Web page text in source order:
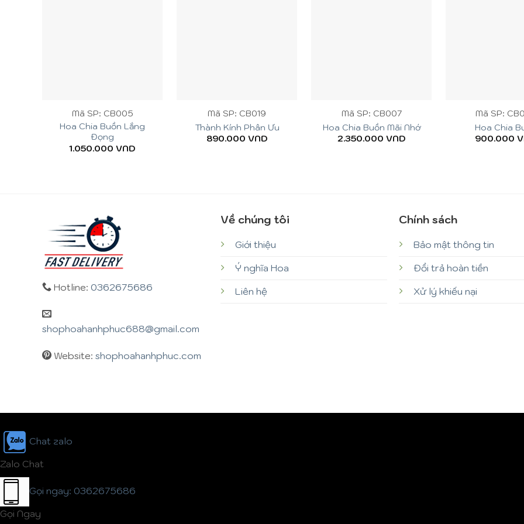
Mã SP: CB005
Hoa Chia Buồn Lắng
Đọng
1.050.000 VND
Mã SP: CB019
Thành Kính Phân Ưu
890.000 VND
Mã SP: CB007
Hoa Chia Buồn Mãi Nhớ
2.350.000 VND
Mã SP:
Hoa Chia
900.000
Hotline: 0362675686
shophoahanhphuc688@gmail.com
Website: shophoahanhphuc.com
Về chúng tôi
Giới thiệu
Ý nghĩa Hoa
Liên hệ
Chính sách
Bảo mật thông tin
Đổi trả hoàn tiền
Xử lý khiếu nại
Chat zalo
Zalo Chat
Gọi ngay: 0362675686
Gọi Ngay